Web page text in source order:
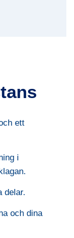
ett
i
delar.
och dina